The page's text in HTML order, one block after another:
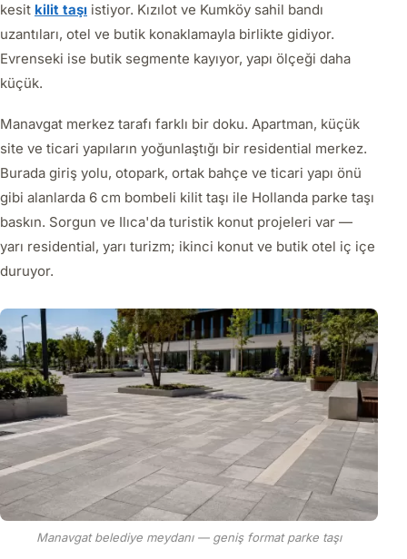
kesit kilit taşı istiyor. Kızılot ve Kumköy sahil bandı
uzantıları, otel ve butik konaklamayla birlikte gidiyor.
Evrenseki ise butik segmente kayıyor, yapı ölçeği daha
küçük.
Manavgat merkez tarafı farklı bir doku. Apartman, küçük
site ve ticari yapıların yoğunlaştığı bir residential merkez.
Burada giriş yolu, otopark, ortak bahçe ve ticari yapı önü
gibi alanlarda 6 cm bombeli kilit taşı ile Hollanda parke taşı
baskın. Sorgun ve Ilıca'da turistik konut projeleri var —
yarı residential, yarı turizm; ikinci konut ve butik otel iç içe
duruyor.
Manavgat belediye meydanı — geniş format parke taşı